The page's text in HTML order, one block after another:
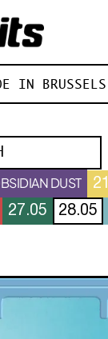
IN
DUST
27.05 28.05